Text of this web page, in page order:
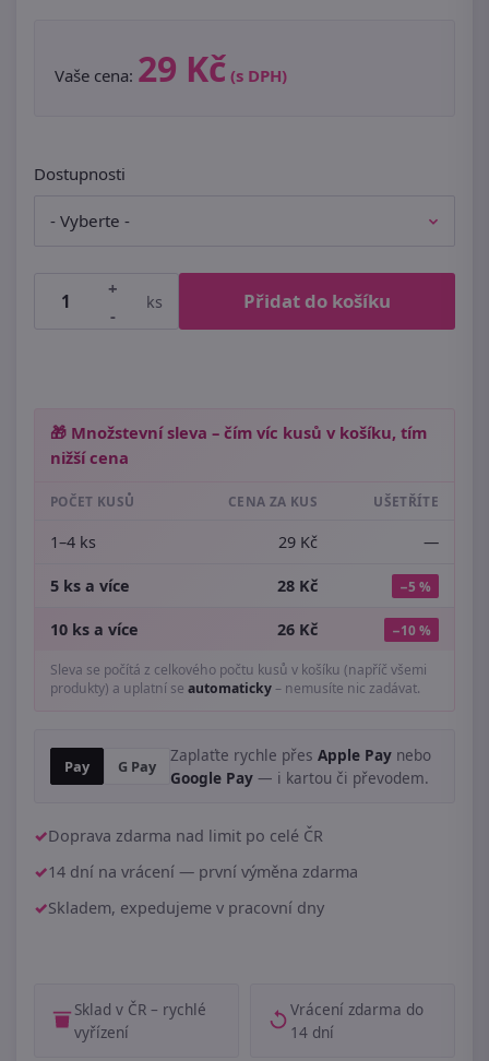
Vaše cena: 29 Kč (s DPH)
Dostupnosti
+
-
ks Přidat do košíku
🎁 Množstevní sleva – čím víc kusů v košíku, tím
nižší cena
POČET KUSŮ CENA ZA KUS UŠETŘÍTE
1–4 ks 29 Kč —
5 ks a více 28 Kč −5 %
10 ks a více 26 Kč −10 %
Sleva se počítá z celkového počtu kusů v košíku (napříč všemi
produkty) a uplatní se automaticky– nemusíte nic zadávat.
Pay G Pay
Zaplaťte rychle přes Apple Pay nebo
Google Pay — i kartou či převodem.
Doprava zdarma nad limit po celé ČR
14 dní na vrácení — první výměna zdarma
Skladem, expedujeme v pracovní dny
Sklad v ČR – rychlé
vyřízení
Vrácení zdarma do
14 dní